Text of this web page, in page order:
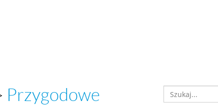
Przygodowe